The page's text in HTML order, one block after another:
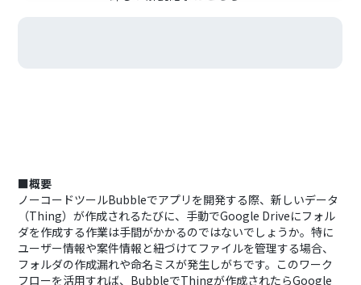
■概要
ノーコードツールBubbleでアプリを開発する際、新しいデータ
（Thing）が作成されるたびに、手動でGoogle Driveにフォル
ダを作成する作業は手間がかかるのではないでしょうか。特に
ユーザー情報や案件情報と紐づけてファイルを管理する場合、
フォルダの作成漏れや命名ミスが発生しがちです。このワーク
フローを活用すれば、BubbleでThingが作成されたらGoogle